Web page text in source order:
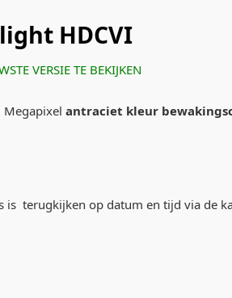
HDCVI
VERSIE TE BEKIJKEN
Megapixel antraciet kleur
terugkijken op datum en tijd via de